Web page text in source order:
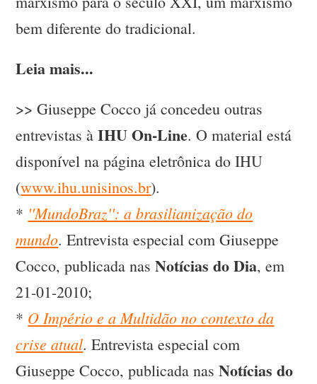
bem diferente do tradicional.
Leia mais...
>> Giuseppe Cocco já concedeu outras
entrevistas àIHU On-Line. O material está
disponível na página eletrônica do IHU
(www.ihu.unisinos.br).
* ''MundoBraz'': a brasilianização do
mundo. Entrevista especial com Giuseppe
Cocco, publicada nasNotícias do Dia, em
21-01-2010;
* O Império e a Multidão no contexto da
crise atual. Entrevista especial com
Giuseppe Cocco, publicada nasNotícias do